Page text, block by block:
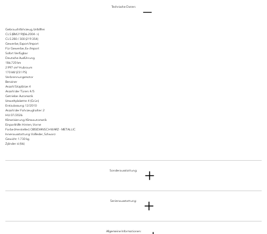
Technische Daten:
Gebrauchtfahrzeug, Unfallfrei
CLS (BM 219)(06.2004->)
CLS 280 / 300 (219.354)
Gewerbe, Export/Import
Für Gewerbe, Ex-/Import
Sofort Verfügbar
Deutsche Ausführung
186.720 km
2.997 cm³ Hubraum
170 kW (231 PS)
Verbrennungsmotor
Benziner
Anzahl Sitzplätze: 4
Anzahl der Türen: 4/5
Getriebe: Automatik
Umweltplakette: 4 (Grün)
Erstzulassung: 12/2010
Anzahl der Fahrzeughalter: 2
HU: 07/2026
Klimatisierung: Klimaautomatik
Einparkhilfe: Hinten, Vorne
Farbe (Hersteller): OBSIDIANSCHWARZ - METALLIC
Innenausstattung: Vollleder, Schwarz
Gewicht: 1.730 kg
Zylinder: 6 (V6)
Sonderausstattung:
Serienausstattung:
Allgemeine Informationen: